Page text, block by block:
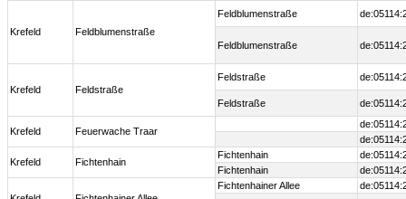
Krefeld Feldblumenstraße
Feldblumenstraße
Feldblumenstraße
Krefeld Feldstraße
Feldstraße
Feldstraße
Krefeld Feuerwache Traar
Krefeld Fichtenhain
Fichtenhain
Fichtenhain
Fichtenhainer Allee